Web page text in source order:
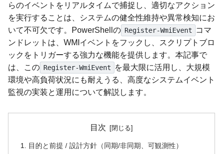
らのイベントをリアルタイムで捕捉し、適切なアクション
を実行することは、システムの健全性維持や異常検知にお
いて不可欠です。PowerShellの Register-WmiEvent
コマ
ンドレットは、WMIイベントをフックし、スクリプトブロ
ックをトリガーする強力な機能を提供します。本記事で
は、この Register-WmiEvent
を最大限に活用し、大規模
環境や高負荷状況にも耐えうる、高度なシステムイベント
監視の実装と運用について解説します。
目次
目的と前提 / 設計方針（同期/非同期、可観測性）